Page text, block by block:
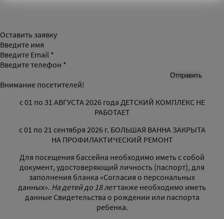
Оставить заявку
Введите имя
Введите Email *
Введите телефон *
Внимание посетителей!
с 01 по 31 АВГУСТА 2026 года ДЕТСКИЙ КОМПЛЕКС НЕ
РАБОТАЕТ
с 01 по 21 сентября 2026 г. БОЛЬШАЯ ВАННА ЗАКРЫТА
НА ПРОФИЛАКТИЧЕСКИЙ РЕМОНТ
Для посещения бассейна необходимо иметь с собой
документ, удостоверяющий личность (паспорт), для
заполнения бланка «Согласия о персональных
данных». На детей до 18 леттакже необходимо иметь
данные Свидетельства о рождении или паспорта
ребенка.